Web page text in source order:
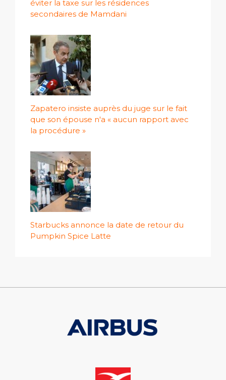
éviter la taxe sur les résidences
secondaires de Mamdani
Zapatero insiste auprès du juge sur le fait
que son épouse n'a « aucun rapport avec
la procédure »
Starbucks annonce la date de retour du
Pumpkin Spice Latte